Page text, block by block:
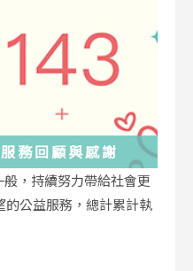
務回顧與感謝
，持續努力帶給社會更
的公益服務，總計累計執